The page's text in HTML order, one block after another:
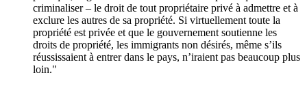
criminaliser – le droit de tout propriétaire privé à admettre et à
exclure les autres de sa propriété. Si virtuellement toute la
propriété est privée et que le gouvernement soutienne les
droits de propriété, les immigrants non désirés, même s’ils
réussissaient à entrer dans le pays, n’iraient pas beaucoup plus
loin."